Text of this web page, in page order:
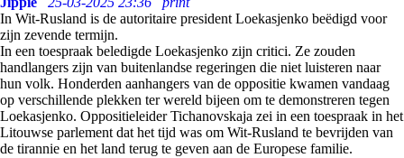
In Wit-Rusland is de autoritaire president Loekasjenko beëdigd voor
zijn zevende termijn.
In een toespraak beledigde Loekasjenko zijn critici. Ze zouden
handlangers zijn van buitenlandse regeringen die niet luisteren naar
hun volk. Honderden aanhangers van de oppositie kwamen vandaag
op verschillende plekken ter wereld bijeen om te demonstreren tegen
Loekasjenko. Oppositieleider Tichanovskaja zei in een toespraak in het
Litouwse parlement dat het tijd was om Wit-Rusland te bevrijden van
de tirannie en het land terug te geven aan de Europese familie.